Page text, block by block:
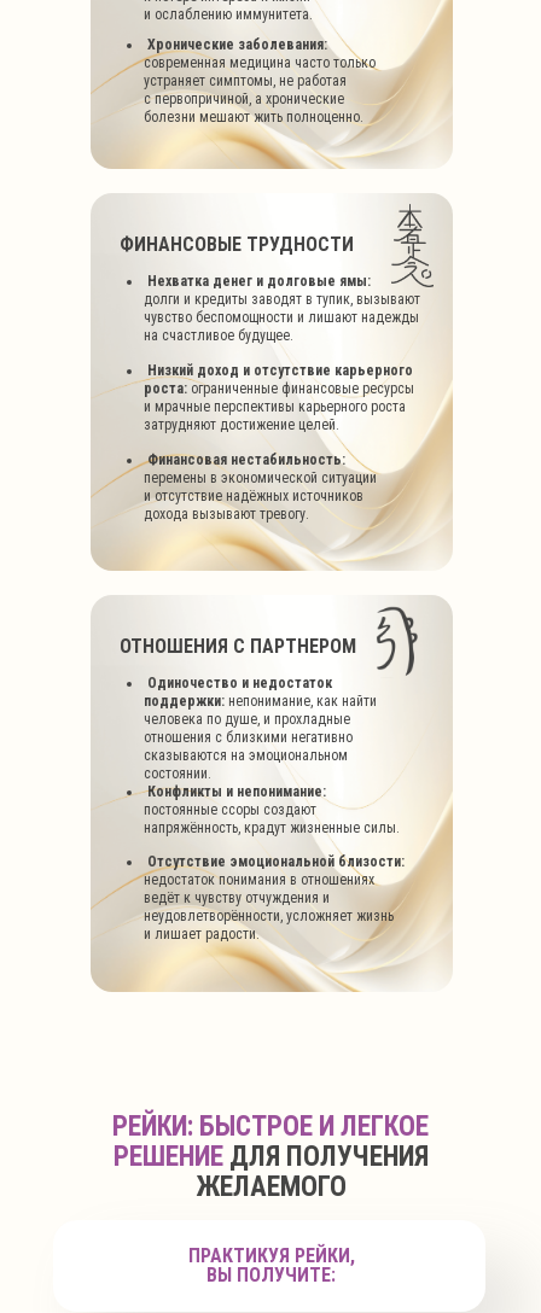
и ослаблению иммунитета.
Хронические заболевания:
современная медицина часто только
устраняет симптомы, не работая
с первопричиной, а хронические
болезни мешают жить полноценно.
ФИНАНСОВЫЕ ТРУДНОСТИ
Нехватка денег и долговые ямы:
долги и кредиты заводят в тупик, вызывают
чувство беспомощности и лишают надежды
на счастливое будущее.
Низкий доход и отсутствие карьерного
роста: ограниченные финансовые ресурсы
и мрачные перспективы карьерного роста
затрудняют достижение целей.
Финансовая нестабильность:
перемены в экономической ситуации
и отсутствие надёжных источников
дохода вызывают тревогу.
ОТНОШЕНИЯ С ПАРТНЕРОМ
Одиночество и недостаток
поддержки: непонимание, как найти
человека по душе, и прохладные
отношения с близкими негативно
сказываются на эмоциональном
состоянии.
Конфликты и непонимание:
постоянные ссоры создают
напряжённость, крадут жизненные силы.
Отсутствие эмоциональной близости:
недостаток понимания в отношениях
ведёт к чувству отчуждения и
неудовлетворённости, усложняет жизнь
и лишает радости.
РЕЙКИ: БЫСТРОЕ И ЛЕГКОЕ
РЕШЕНИЕ ДЛЯ ПОЛУЧЕНИЯ
ЖЕЛАЕМОГО
ПРАКТИКУЯ РЕЙКИ,
ВЫ ПОЛУЧИТЕ: